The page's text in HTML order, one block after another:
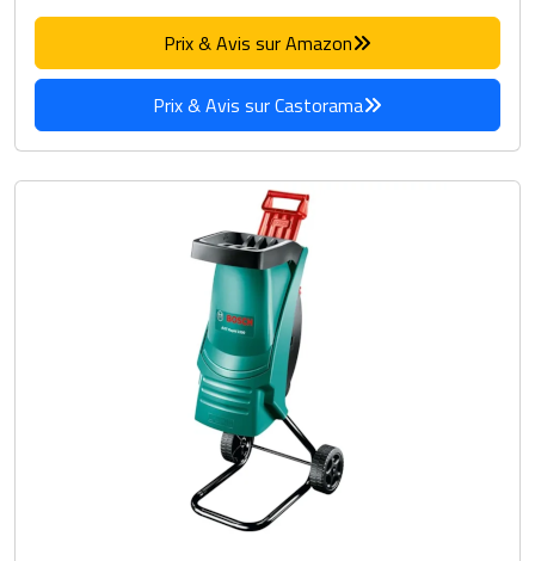
Prix & Avis sur Amazon
Prix & Avis sur Castorama